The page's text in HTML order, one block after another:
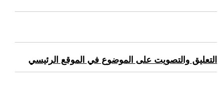
التعليق والتصويت على الموضوع في الموقع الرئيسي